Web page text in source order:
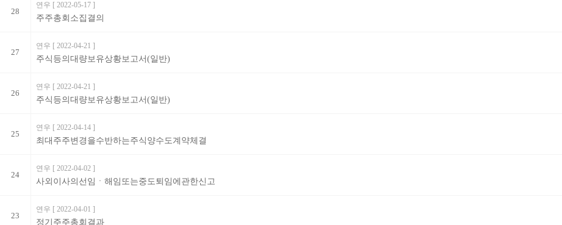
28
연우 [ 2022-05-17 ]
주주총회소집결의
27
연우 [ 2022-04-21 ]
주식등의대량보유상황보고서(일반)
26
연우 [ 2022-04-21 ]
주식등의대량보유상황보고서(일반)
25
연우 [ 2022-04-14 ]
최대주주변경을수반하는주식양수도계약체결
24
연우 [ 2022-04-02 ]
사외이사의선임ㆍ해임또는중도퇴임에관한신고
23
연우 [ 2022-04-01 ]
정기주주총회결과